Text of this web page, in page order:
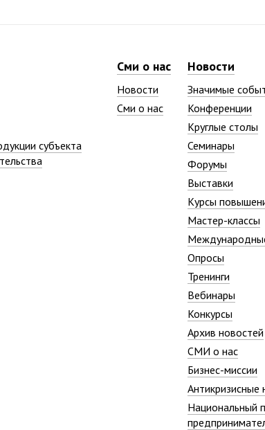
субъекта
Сми о нас
Новости
Сми о нас
Новости
Значимые
Конференции
Круглые столы
Семинары
Форумы
Выставки
Курсы
Мастер-классы
Опросы
Тренинги
Вебинары
Конкурсы
Архив новостей
СМИ о нас
Бизнес-миссии
Антикризисные
Национальный